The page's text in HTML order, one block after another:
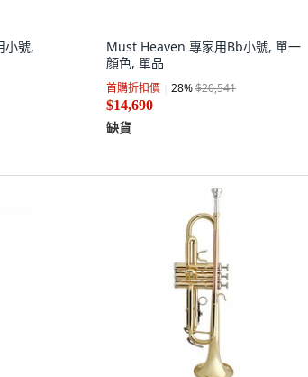
小號,
Must Heaven 專家用Bb小號, 單一
顏色, 單品
首購折扣價 28%$20,541
$14,690
缺貨